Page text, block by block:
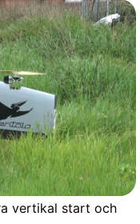
vertikal start och